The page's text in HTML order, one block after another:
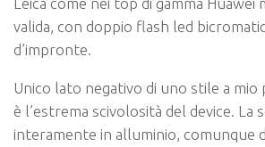
valida, con doppio flash led
d’impronte.
Unico lato negativo di uno stile a mio
è l’estrema scivolosità del device. La
interamente in alluminio, comunque